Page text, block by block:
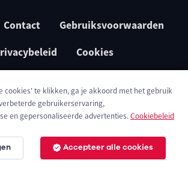
Contact Gebruiksvoorwaarden
Cookies
© 2026 NodeMapp BV
cookies' te klikken, ga je akkoord met het gebruik
gebruikerservaring,
en gepersonaliseerde advertenties.Cookiebeleid
Accepteer alle cookies